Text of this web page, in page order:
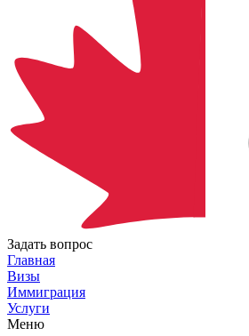
Задать вопрос
Главная
Визы
Иммиграция
Услуги
Меню